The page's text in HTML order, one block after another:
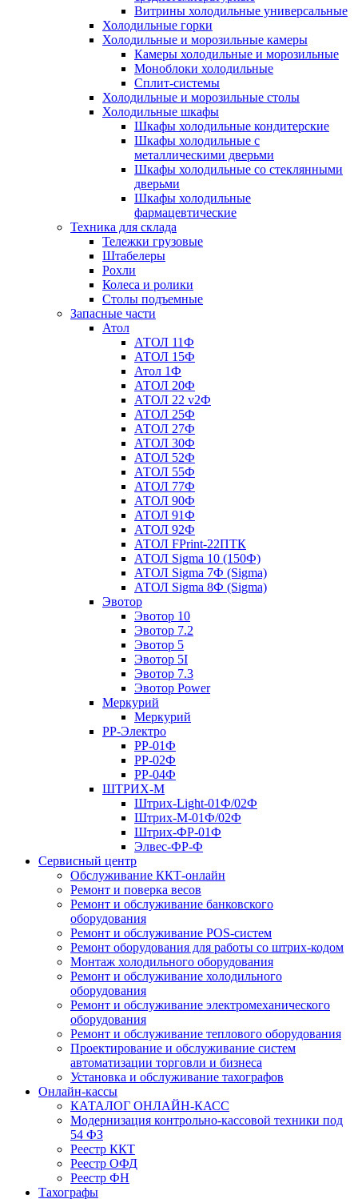
Витрины холодильные универсальные
Холодильные горки
Холодильные и морозильные камеры
Камеры холодильные и морозильные
Моноблоки холодильные
Сплит-системы
Холодильные и морозильные столы
Холодильные шкафы
Шкафы холодильные кондитерские
Шкафы холодильные с
металлическими дверьми
Шкафы холодильные со стеклянными
дверьми
Шкафы холодильные
фармацевтические
Техника для склада
Тележки грузовые
Штабелеры
Рохли
Колеса и ролики
Столы подъемные
Запасные части
Атол
АТОЛ 11Ф
АТОЛ 15Ф
Атол 1Ф
АТОЛ 20Ф
АТОЛ 22 v2Ф
АТОЛ 25Ф
АТОЛ 27Ф
АТОЛ 30Ф
АТОЛ 52Ф
АТОЛ 55Ф
АТОЛ 77Ф
АТОЛ 90Ф
АТОЛ 91Ф
АТОЛ 92Ф
АТОЛ FPrint-22ПТК
АТОЛ Sigma 10 (150Ф)
АТОЛ Sigma 7Ф (Sigma)
АТОЛ Sigma 8Ф (Sigma)
Эвотор
Эвотор 10
Эвотор 7.2
Эвотор 5
Эвотор 5I
Эвотор 7.3
Эвотор Power
Меркурий
Меркурий
РР-Электро
РР-01Ф
РР-02Ф
РР-04Ф
ШТРИХ-М
Штрих-Light-01Ф/02Ф
Штрих-М-01Ф/02Ф
Штрих-ФР-01Ф
Элвес-ФР-Ф
Сервисный центр
Обслуживание ККТ-онлайн
Ремонт и поверка весов
Ремонт и обслуживание банковского
оборудования
Ремонт и обслуживание POS-систем
Ремонт оборудования для работы со штрих-кодом
Монтаж холодильного оборудования
Ремонт и обслуживание холодильного
оборудования
Ремонт и обслуживание электромеханического
оборудования
Ремонт и обслуживание теплового оборудования
Проектирование и обслуживание систем
автоматизации торговли и бизнеса
Установка и обслуживание тахографов
Онлайн-кассы
КАТАЛОГ ОНЛАЙН-КАСС
Модернизация контрольно-кассовой техники под
54 ФЗ
Реестр ККТ
Реестр ОФД
Реестр ФН
Тахографы